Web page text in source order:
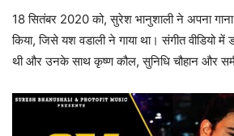
18 सितंबर 2020 को, सुरेश भानुशाली ने अपना गाना
किया, जिसे यश वडाली ने गाया था। संगीत वीडियो
थी और उनके साथ कृष्ण कौल, सुनिधि चौहान और